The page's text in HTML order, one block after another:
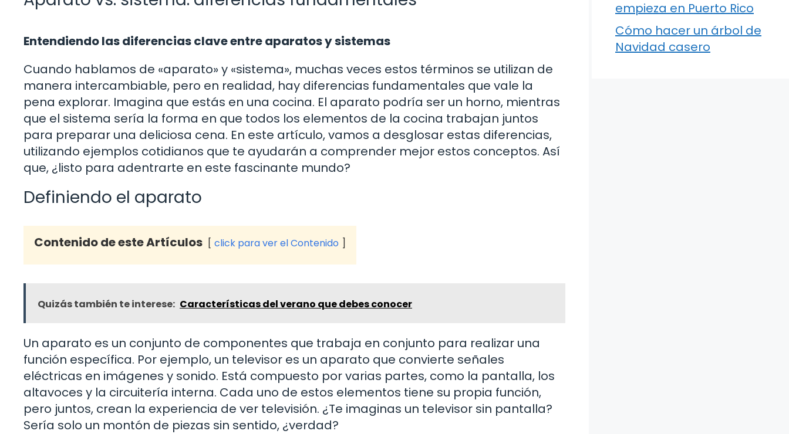
Entendiendo las diferencias clave entre aparatos y sistemas
Cuando hablamos de «aparato» y «sistema», muchas veces estos términos se utilizan de
manera intercambiable, pero en realidad, hay diferencias fundamentales que vale la
pena explorar. Imagina que estás en una cocina. El aparato podría ser un horno, mientras
que el sistema sería la forma en que todos los elementos de la cocina trabajan juntos
para preparar una deliciosa cena. En este artículo, vamos a desglosar estas diferencias,
utilizando ejemplos cotidianos que te ayudarán a comprender mejor estos conceptos. Así
que, ¿listo para adentrarte en este fascinante mundo?
Definiendo el aparato
Contenido de este Artículos click para ver el Contenido
Quizás también te interese: Características del verano que debes conocer
Un aparato es un conjunto de componentes que trabaja en conjunto para realizar una
función específica. Por ejemplo, un televisor es un aparato que convierte señales
eléctricas en imágenes y sonido. Está compuesto por varias partes, como la pantalla, los
altavoces y la circuitería interna. Cada uno de estos elementos tiene su propia función,
pero juntos, crean la experiencia de ver televisión. ¿Te imaginas un televisor sin pantalla?
Sería solo un montón de piezas sin sentido, ¿verdad?
empieza en Puerto Rico
Cómo hacer un árbol de
Navidad casero